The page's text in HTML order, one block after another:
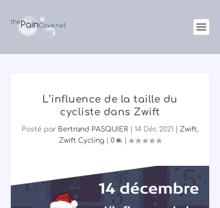
L’influence de la taille du
cycliste dans Zwift
Posté par Bertrand PASQUIER 14 Déc 2021 Zwift,
Zwift Cycling
0